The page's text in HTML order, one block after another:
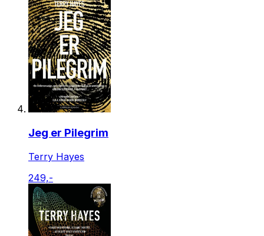
Jeg er Pilegrim
Terry Hayes
249,-